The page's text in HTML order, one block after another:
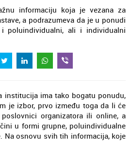
informaciju koja je vezana za
a podrazumeva da je u ponudi
poluindividualni, ali i individualni
institucija ima tako bogatu ponudu,
je izbor, prvo između toga da li će
organizatora ili online, a
u formi grupne, poluindividualne
Na osnovu svih tih informacija, koje